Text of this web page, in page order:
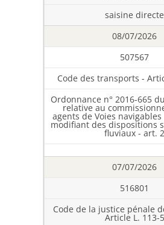
saisine directe
08/07/2026
507567
Code des transports -
Ordonnance n° 2016-665
relative au
agents de Voies
modifiant des dispositions
fluviaux - art. 2
07/07/2026
516801
Code de la justice pénale
Article L. 113-5